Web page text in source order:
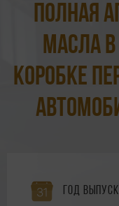
Полная
масла
коробке
Год